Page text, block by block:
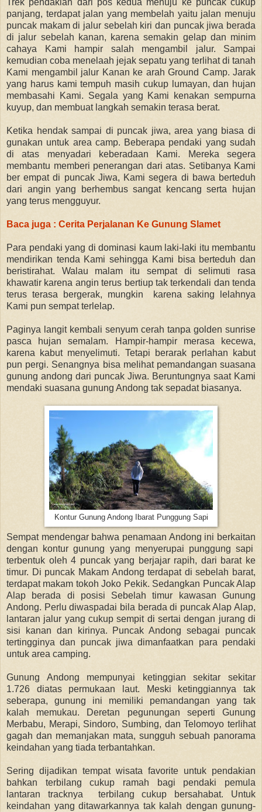
Trek pendakian dari pos kedua menuju ke puncak cukup
panjang, terdapat jalan yang membelah yaitu jalan menuju
puncak makam di jalur sebelah kiri dan puncak jiwa berada
di jalur sebelah kanan, karena semakin gelap dan minim
cahaya Kami hampir salah mengambil jalur. Sampai
kemudian coba menelaah jejak sepatu yang terlihat di tanah
Kami mengambil jalur Kanan ke arah Ground Camp. Jarak
yang harus kami tempuh masih cukup lumayan, dan hujan
membasahi Kami. Segala yang Kami kenakan sempurna
kuyup, dan membuat langkah semakin terasa berat.
Ketika hendak sampai di puncak jiwa, area yang biasa di
gunakan untuk area camp. Beberapa pendaki yang sudah
di atas menyadari keberadaan Kami. Mereka segera
membantu memberi penerangan dari atas. Setibanya Kami
ber empat di puncak Jiwa, Kami segera di bawa berteduh
dari angin yang berhembus sangat kencang serta hujan
yang terus mengguyur.
Baca juga : Cerita Perjalanan Ke Gunung Slamet
Para pendaki yang di dominasi kaum laki-laki itu membantu
mendirikan tenda Kami sehingga Kami bisa berteduh dan
beristirahat. Walau malam itu sempat di selimuti rasa
khawatir karena angin terus bertiup tak terkendali dan tenda
terus terasa bergerak, mungkin karena saking lelahnya
Kami pun sempat terlelap.
Paginya langit kembali senyum cerah tanpa golden sunrise
pasca hujan semalam. Hampir-hampir merasa kecewa,
karena kabut menyelimuti. Tetapi berarak perlahan kabut
pun pergi. Senangnya bisa melihat pemandangan suasana
gunung andong dari puncak Jiwa. Beruntungnya saat Kami
mendaki suasana gunung Andong tak sepadat biasanya.
Kontur Gunung Andong Ibarat Punggung Sapi
Sempat mendengar bahwa penamaan Andong ini berkaitan
dengan kontur gunung yang menyerupai punggung sapi
terbentuk oleh 4 puncak yang berjajar rapih, dari barat ke
timur. Di puncak Makam Andong terdapat di sebelah barat,
terdapat makam tokoh Joko Pekik. Sedangkan Puncak Alap
Alap berada di posisi Sebelah timur kawasan Gunung
Andong. Perlu diwaspadai bila berada di puncak Alap Alap,
lantaran jalur yang cukup sempit di sertai dengan jurang di
sisi kanan dan kirinya. Puncak Andong sebagai puncak
tertingginya dan puncak jiwa dimanfaatkan para pendaki
untuk area camping.
Gunung Andong mempunyai ketinggian sekitar sekitar
1.726 diatas permukaan laut. Meski ketinggiannya tak
seberapa, gunung ini memiliki pemandangan yang tak
kalah memukau. Deretan pegunungan seperti Gunung
Merbabu, Merapi, Sindoro, Sumbing, dan Telomoyo terlihat
gagah dan memanjakan mata, sungguh sebuah panorama
keindahan yang tiada terbantahkan.
Sering dijadikan tempat wisata favorite untuk pendakian
bahkan terbilang cukup ramah bagi pendaki pemula
lantaran tracknya terbilang cukup bersahabat. Untuk
keindahan yang ditawarkannya tak kalah dengan gunung-